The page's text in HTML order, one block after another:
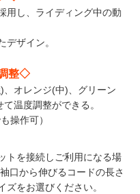
用し、ライディング中の動
デザイン。
整◇
オレンジ(中)、グリーン
温度調整ができる。
操作可）
トを接続しご利用になる場
口から伸びるコードの長さ
ズをお選びください。